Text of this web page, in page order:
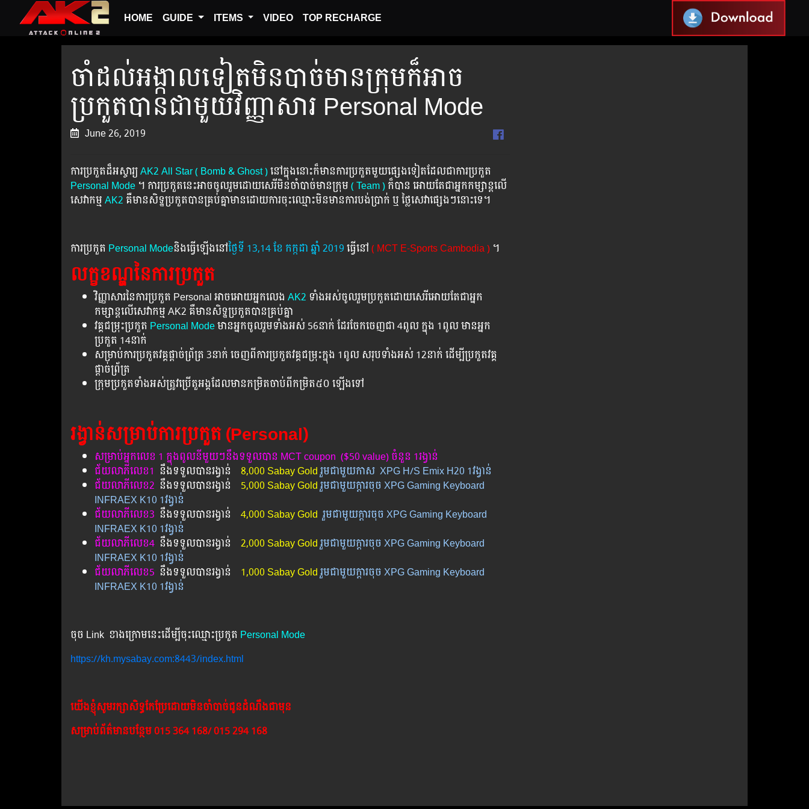
HOME GUIDE ITEMS VIDEO TOP RECHARGE
ចាំដល់អង្កាលទៀតមិនបាច់មានក្រុមក៏អាច
ប្រកួតបានជាមួយវិញ្ញាសារ​ Personal Mode
June 26, 2019
ការប្រកួត​ដ៏អស្ចារ្យ​AK2 All Star​ ( Bomb & Ghost )នៅក្នុងនោះក៏មានការប្រកួត​មួយផ្សេងទៀតដែលជាការប្រកួត
Personal Mode ។​ ការប្រកួតនេះអាចចូលរួមដោយសេរីមិនចាំបាច់មានក្រុម​ ( Team )ក៏បាន​​ អោយតែជាអ្នកកម្សាន្តលើ
សេវាកម្មAK2 គឺមានសិទ្ឋប្រកួតបានគ្រប់គ្នាមានដោយការចុះឈ្មោះមិនមានការបង់ប្រាក់​ ឬ​ ថ្លៃសេវាផ្សេងៗនោះទេ។
ការប្រកួត Personal Modeនិងធ្វើឡើងនៅថ្ងៃទី​ 13,14 ខែ កក្កដា ឆ្នាំ 2019ធ្វើនៅ​( MCT E-Sports Cambodia ) ។
លក្ខខណ្ឌនៃការប្រកួត
វិញ្ញាសារនៃការប្រកួត Personal អាចអោយអ្នកលេង AK2 ​ទាំងអស់ចូលរួមប្រកួតដោយសេរីអោយតែជាអ្នក
កម្សាន្តលើសេវាកម្ម AK2 គឺមានសិទ្ឋប្រកួតបានគ្រប់គ្នា
វគ្គជម្រុះប្រកួត Personal Modeមានអ្នកចូលរួមទាំងអស់ 56នាក់ ដែរចែកចេញជា 4ពូល​ ក្នុង 1ពូល​ មានអ្នក
ប្រកួត 14នាក់
សម្រាប់ការប្រកួតវគ្គផ្តាច់ព្រ័ត្រ 3នាក់ ចេញពីការប្រកួតវគ្គជម្រុះក្នុង 1ពូល សរុបទាំងអស់ 12នាក់ ដើម្បីប្រកួតវគ្គ
ផ្តាច់ព្រ័ត្រ
ក្រុមប្រកួតទាំងអស់ត្រូវប្រើតួអង្គដែលមានកម្រិតចាប់ពីកម្រិត៥០ ឡើងទៅ
រង្វាន់សម្រាប់ការប្រកួត (Personal)
សម្រាប់អ្នកលេខ 1 ក្នុងពូលនីមួយៗនឹងទទួលបាន MCT coupon ($50 value) ចំនួន 1រង្វាន់
ជ័យលាភីលេខ1 នឹងទទួលបានរង្វាន់​ 8,000 Sabay Goldរួមជាមួយកាស XPG H/S Emix H20 1វង្វាន់
ជ័យលាភីលេខ2 នឹងទទួលបានរង្វាន់ 5,000 Sabay Goldរួមជាមួយក្តារចុច XPG Gaming Keyboard
INFRAEX K10 1វង្វាន់
ជ័យលាភីលេខ3 នឹងទទួលបានរង្វាន់ 4,000 Sabay Gold រួមជាមួយក្តារចុច XPG Gaming Keyboard
INFRAEX K10 1វង្វាន់
ជ័យលាភីលេខ4 នឹងទទួលបានរង្វាន់ 2,000 Sabay Goldរួមជាមួយក្តារចុច XPG Gaming Keyboard
INFRAEX K10 1វង្វាន់
ជ័យលាភីលេខ5 នឹងទទួលបានរង្វាន់ ​ 1,000 Sabay Goldរួមជាមួយក្តារចុច XPG Gaming Keyboard
INFRAEX K10 1វង្វាន់
ចុច Link ខាងក្រោមនេះដើម្បីចុះឈ្មោះប្រកួត Personal Mode
https://kh.mysabay.com:8443/index.html
យើង​ខ្ញុំ​សូម​រក្សា​សិទ្ធ​កែ​ប្រែ​ដោយ​មិន​ចាំ​បាច់​ជូន​ដំណឹងជា​មុន
សម្រាប់​ព័ត៌មាន​បន្ថែម​ 015 364 168/ 015 294 168